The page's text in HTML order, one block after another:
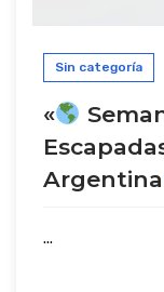
Sin categoría
«
Argentina
...